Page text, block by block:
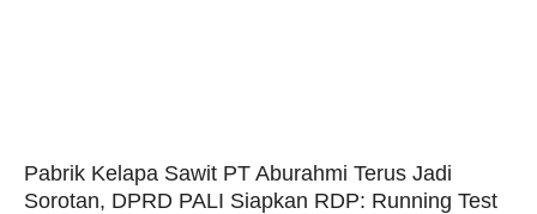
Pabrik Kelapa Sawit PT Aburahmi Terus Jadi
Sorotan, DPRD PALI Siapkan RDP: Running Test